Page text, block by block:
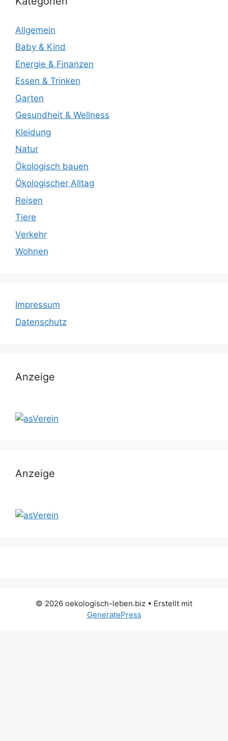
Allgemein
Baby & Kind
Energie & Finanzen
Essen & Trinken
Garten
Gesundheit & Wellness
Kleidung
Natur
Ökologisch bauen
Ökologischer Alltag
Reisen
Tiere
Verkehr
Wohnen
Impressum
Datenschutz
Anzeige
Anzeige
© 2026 oekologisch-leben.biz • Erstellt mit
GeneratePress